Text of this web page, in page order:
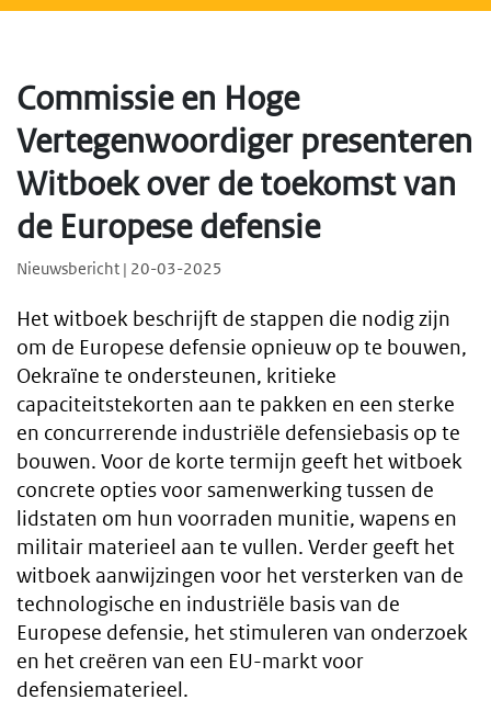
Commissie en Hoge
Vertegenwoordiger presenteren
Witboek over de toekomst van
de Europese defensie
Nieuwsbericht | 20-03-2025
Het witboek beschrijft de stappen die nodig zijn
om de Europese defensie opnieuw op te bouwen,
Oekraïne te ondersteunen, kritieke
capaciteitstekorten aan te pakken en een sterke
en concurrerende industriële defensiebasis op te
bouwen. Voor de korte termijn geeft het witboek
concrete opties voor samenwerking tussen de
lidstaten om hun voorraden munitie, wapens en
militair materieel aan te vullen. Verder geeft het
witboek aanwijzingen voor het versterken van de
technologische en industriële basis van de
Europese defensie, het stimuleren van onderzoek
en het creëren van een EU-markt voor
defensiematerieel.